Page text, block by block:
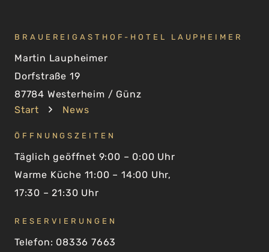
BRAUEREIGASTHOF-HOTEL LAUPHEIMER
Martin Laupheimer
Dorfstraße 19
87784 Westerheim / Günz
Start
News
ÖFFNUNGSZEITEN
Täglich geöffnet 9:00 – 0:00 Uhr
Warme Küche 11:00 – 14:00 Uhr,
17:30 – 21:30 Uhr
RESERVIERUNGEN
Telefon: 08336 7663